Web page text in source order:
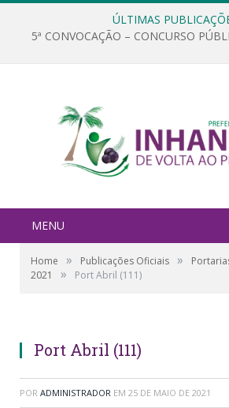
ÚLTIMAS
5ª CONVOCAÇÃO – CONCURSO
MENU
Home » Publicações Oficiais »
2021
» Port Abril (111)
Port Abril (111)
POR ADMINISTRADOR EM 25 DE MAIO DE 2021